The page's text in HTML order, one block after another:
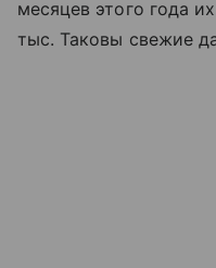
месяцев этого года
тыс. Таковы свежие